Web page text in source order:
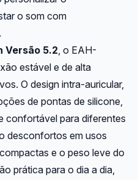
o som com
Versão 5.2, o EAH-
estável e de alta
O design intra-auricular,
de pontas de silicone,
confortável para diferentes
desconfortos em usos
e o peso leve do
prática para o dia a dia,